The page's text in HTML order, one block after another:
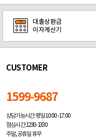
대출상환금
이자계산기
CUSTOMER
1599-9687
상담가능시간: 평일10:00 -17:00
점심시간: 12:30 - 13:30
주말, 공휴일 휴무